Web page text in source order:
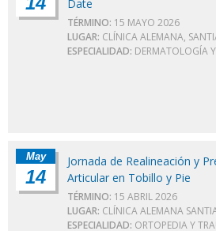
Date
TÉRMINO: 15 MAYO 2026
LUGAR: CLÍNICA ALEMANA,
ESPECIALIDAD: DERMATOLOGÍA
May
14
Jornada de Realineación y
Articular en Tobillo y Pie
TÉRMINO: 15 ABRIL 2026
LUGAR: CLÍNICA ALEMANA
ESPECIALIDAD: ORTOPEDIA Y